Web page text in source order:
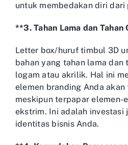
untuk membedakan diri dari
**3. Tahan Lama dan Tahan
Letter box/huruf timbul 3D
bahan yang tahan lama dan
logam atau akrilik. Hal ini
elemen branding Anda
meskipun terpapar elemen-
ekstrim. Ini adalah investasi
identitas bisnis Anda.